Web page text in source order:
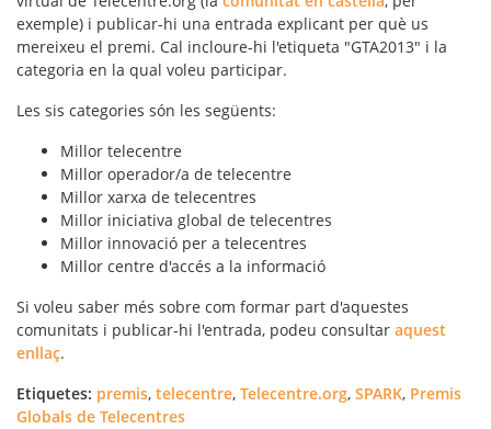
exemple) i publicar-hi una entrada explicant per què us
mereixeu el premi. Cal incloure-hi l'etiqueta "GTA2013" i la
categoria en la qual voleu participar.
Les sis categories són les següents:
Millor telecentre
Millor operador/a de telecentre
Millor xarxa de telecentres
Millor iniciativa global de telecentres
Millor innovació per a telecentres
Millor centre d'accés a la informació
Si voleu saber més sobre com formar part d'aquestes
comunitats i publicar-hi l'entrada, podeu consultar aquest
enllaç.
Etiquetes: premis, telecentre, Telecentre.org, SPARK, Premis
Globals de Telecentres